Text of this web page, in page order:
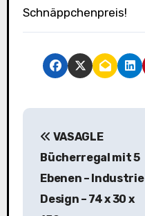
Schnäppchenpreis!
B
VASAGLE
Bücherregal mit 5
Ebenen – Industrie
Design – 74 x 30 x